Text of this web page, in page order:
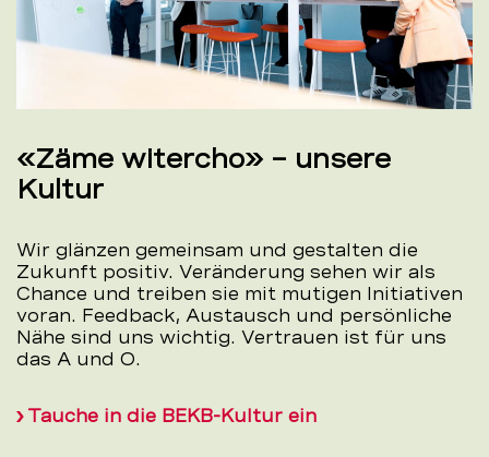
«Zäme witercho» – unsere
Kultur
Wir glänzen gemeinsam und gestalten die
Zukunft positiv. Veränderung sehen wir als
Chance und treiben sie mit mutigen Initiativen
voran. Feedback, Austausch und persönliche
Nähe sind uns wichtig. Vertrauen ist für uns
das A und O.
Tauche in die BEKB-Kultur ein